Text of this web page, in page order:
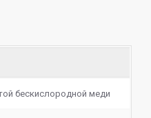
бескислородной меди